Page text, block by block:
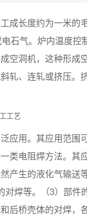
成长度约为一米的
石气。炉内温度控
空洞机，这种形成
轧、连轧或挤压。
应用。其应用范围
类电阻焊方法。其
产生的液化气输送
焊等。（3）部件
后桥壳体的对焊，